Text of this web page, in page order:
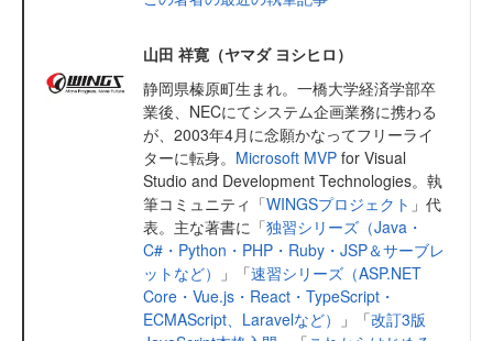
山田 祥寛（ヤマダ ヨシヒロ）
静岡県榛原町生まれ。一橋大学経済学部卒
業後、NECにてシステム企画業務に携わる
が、2003年4月に念願かなってフリーライ
ターに転身。 Microsoft MVP for Visual
Studio and Development Technologies。執
筆コミュニティ「WINGSプロジェクト 」代
表。主な著書に「独習シリーズ（Java・
C#・Python・PHP・Ruby・JSP＆サーブレ
ットなど）
」「速習シリーズ（ASP.NET
Core・Vue.js・React・TypeScript・
ECMAScript、Laravelなど）
」「改訂3版